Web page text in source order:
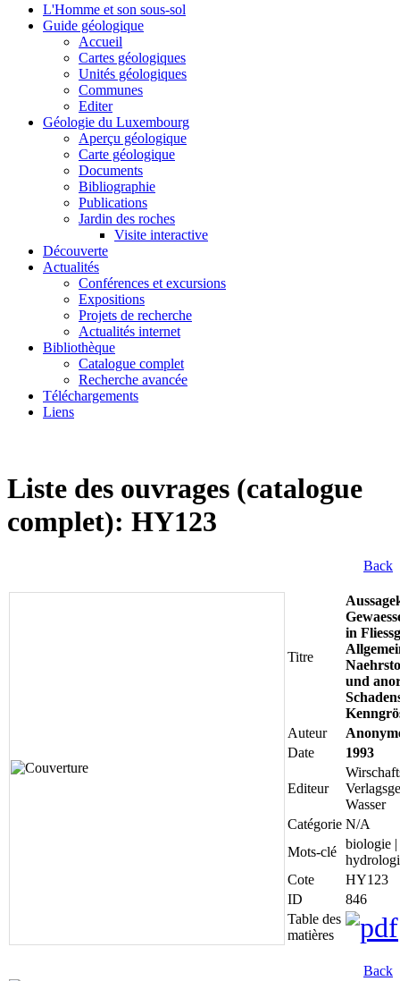
L'Homme et son sous-sol
Guide géologique
Accueil
Cartes géologiques
Unités géologiques
Communes
Editer
Géologie du Luxembourg
Aperçu géologique
Carte géologique
Documents
Bibliographie
Publications
Jardin des roches
Visite interactive
Découverte
Actualités
Conférences et excursions
Expositions
Projets de recherche
Actualités internet
Bibliothèque
Catalogue complet
Recherche avancée
Téléchargements
Liens
Liste des ouvrages (catalogue
complet): HY123
Back
Titre
in
und
Auteur
Date
1993
Editeur
Wasser
Catégorie N/A
Mots-clé
biologie
Cote
HY123
ID
846
Table des
matières
Back